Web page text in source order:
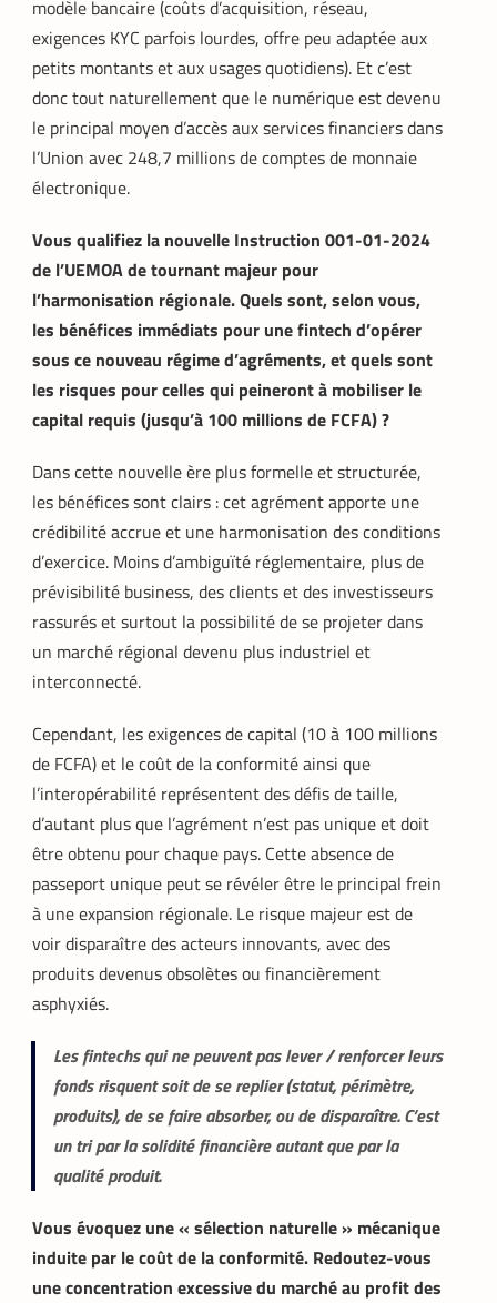
modèle bancaire (coûts d’acquisition, réseau,
exigences KYC parfois lourdes, offre peu adaptée aux
petits montants et aux usages quotidiens). Et c’est
donc tout naturellement que le numérique est devenu
le principal moyen d’accès aux services financiers dans
l’Union avec 248,7 millions de comptes de monnaie
électronique.
Vous qualifiez la nouvelle Instruction 001-01-2024
de l’UEMOA de tournant majeur pour
l’harmonisation régionale. Quels sont, selon vous,
les bénéfices immédiats pour une fintech d’opérer
sous ce nouveau régime d’agréments, et quels sont
les risques pour celles qui peineront à mobiliser le
capital requis (jusqu’à 100 millions de FCFA) ?
Dans cette nouvelle ère plus formelle et structurée,
les bénéfices sont clairs : cet agrément apporte une
crédibilité accrue et une harmonisation des conditions
d’exercice. Moins d’ambiguïté réglementaire, plus de
prévisibilité business, des clients et des investisseurs
rassurés et surtout la possibilité de se projeter dans
un marché régional devenu plus industriel et
interconnecté.
Cependant, les exigences de capital (10 à 100 millions
de FCFA) et le coût de la conformité ainsi que
l’interopérabilité représentent des défis de taille,
d’autant plus que l’agrément n’est pas unique et doit
être obtenu pour chaque pays. Cette absence de
passeport unique peut se révéler être le principal frein
à une expansion régionale. Le risque majeur est de
voir disparaître des acteurs innovants, avec des
produits devenus obsolètes ou financièrement
asphyxiés.
Les fintechs qui ne peuvent pas lever / renforcer leurs
fonds risquent soit de se replier (statut, périmètre,
produits), de se faire absorber, ou de disparaître. C’est
un tri par la solidité financière autant que par la
qualité produit.
Vous évoquez une « sélection naturelle » mécanique
induite par le coût de la conformité. Redoutez-vous
une concentration excessive du marché au profit des